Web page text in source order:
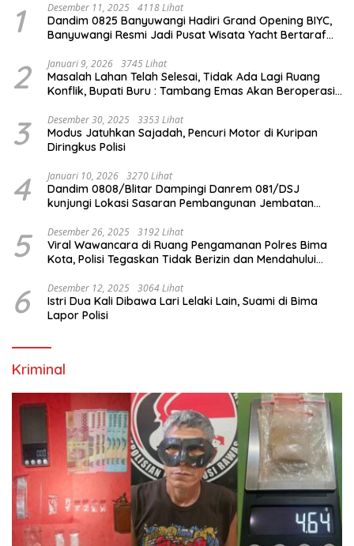
1 Desember 11, 2025 4118 Lihat
Dandim 0825 Banyuwangi Hadiri Grand Opening BIYC,
Banyuwangi Resmi Jadi Pusat Wisata Yacht Bertaraf
2 Januari 9, 2026 3745 Lihat
Masalah Lahan Telah Selesai, Tidak Ada Lagi Ruang
Konflik, Bupati Buru : Tambang Emas Akan Beroperasi
3 Desember 30, 2025 3353 Lihat
Modus Jatuhkan Sajadah, Pencuri Motor di Kuripan
Diringkus Polisi
4 Januari 10, 2026 3270 Lihat
Dandim 0808/Blitar Dampingi Danrem 081/DSJ
kunjungi Lokasi Sasaran Pembangunan Jembatan
5 Desember 26, 2025 3192 Lihat
Viral Wawancara di Ruang Pengamanan Polres Bima
Kota, Polisi Tegaskan Tidak Berizin dan Mendahului
6 Desember 12, 2025 3064 Lihat
Istri Dua Kali Dibawa Lari Lelaki Lain, Suami di Bima
Lapor Polisi
Kriminal